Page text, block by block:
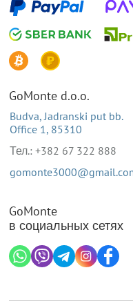
GoMonte d.o.o.
Budva, Jadranski put bb.
Office 1, 85310
Тел.: +382 67 322 888
GoMonte
в социальных сетях